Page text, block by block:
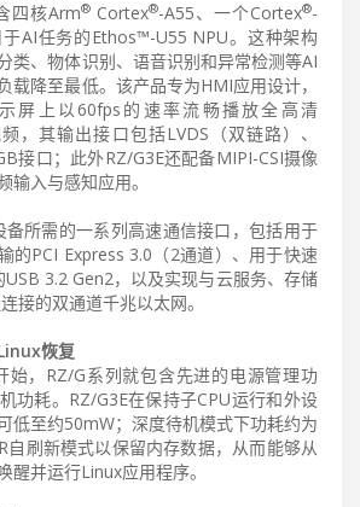
四核Arm® Cortex®-A55、一个Cortex®-
AI任务的Ethos™-U55 NPU。这种架构
类、物体识别、语音识别和异常检测等AI
载降至最低。该产品专为HMI应用设计，
屏上以60fps的速率流畅播放全高清
频，其输出接口包括LVDS（双链路）、
接口；此外RZ/G3E还配备MIPI-CSI摄像
输入与感知应用。
备所需的一系列高速通信接口，包括用于
的PCI Express 3.0（2通道）、用于快速
3.2 Gen2，以及实现与云服务、存储
接的双通道千兆以太网。
恢复
始，RZ/G系列就包含先进的电源管理功
功耗。RZ/G3E在保持子CPU运行和外设
低至约50mW；深度待机模式下功耗约为
自刷新模式以保留内存数据，从而能够从
醒并运行Linux应用程序。